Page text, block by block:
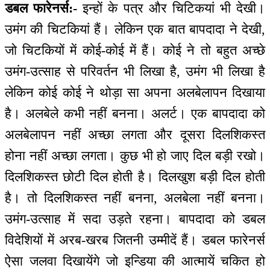
डबल फारेनर्स:- इन्हों के पत्र और चिटिकयां भी देखी।
उमंग की चिटकियां हैं। लेकिन एक बात बापदादा ने देखी,
जो चिटकियों में कोई-कोई में हैं। कोई ने तो बहुत अच्छे
उमंग-उत्साह से परिवर्तन भी लिखा है, उमंग भी लिखा है
लेकिन कोई कोई ने थोड़ा सा अपना अलबेलापन दिखाया
है। अलबेले कभी नहीं बनना। अलर्ट। एक बापदादा को
अलबेलापन नहीं अच्छा लगता और दूसरा दिलशिकस्त
होना नहीं अच्छा लगता। कुछ भी हो जाए दिल बड़ी रखो।
दिलशिकस्त छोटी दिल होती है। दिलखुश बड़ी दिल होती
है। तो दिलशिकस्त नहीं बनना, अलबेला नहीं बनना।
उमंग-उत्साह में सदा उड़ते रहना। बापदादा को डबल
विदेशियों में अरब-खरब जितनी उम्मीदें हैं। डबल फारेनर्स
ऐसा जलवा दिखायेंगे जो इन्डिया की आत्मायें चकित हो